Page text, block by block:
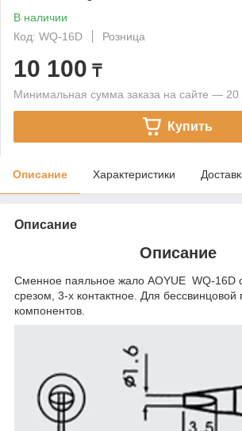
В наличии
Код: WQ-16D
Розница
10 100 ₸
Минимальная сумма заказа на сайте — 20
Купить
Описание Характеристики
Описание
Описание
Сменное паяльное жало AOYUE WQ-16D
срезом, 3-х контактное. Для бессвинцовой
компонентов.